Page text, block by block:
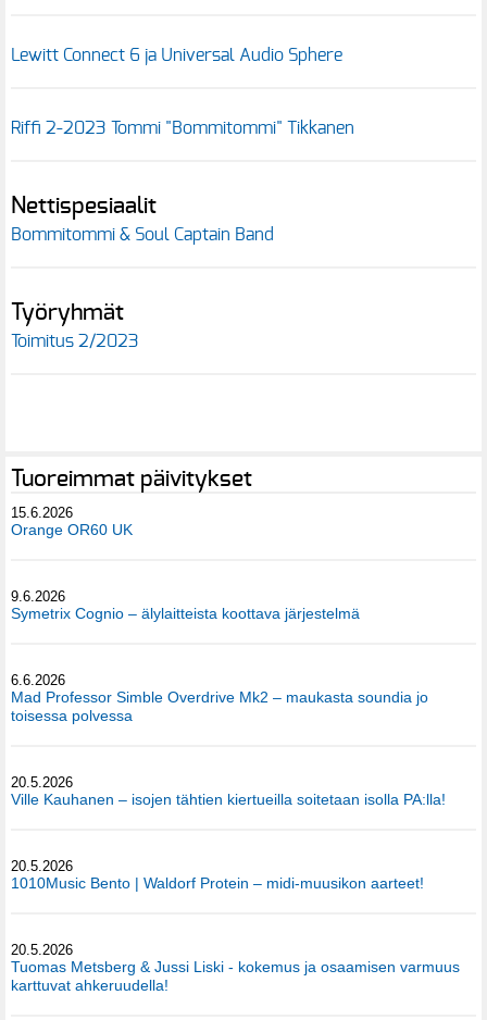
Lewitt Connect 6 ja Universal Audio Sphere
Riffi 2-2023 Tommi "Bommitommi" Tikkanen
Nettispesiaalit
Bommitommi & Soul Captain Band
Työryhmät
Toimitus 2/2023
Tuoreimmat päivitykset
15.6.2026
Orange OR60 UK
9.6.2026
Symetrix Cognio – älylaitteista koottava järjestelmä
6.6.2026
Mad Professor Simble Overdrive Mk2 – maukasta soundia jo
toisessa polvessa
20.5.2026
Ville Kauhanen – isojen tähtien kiertueilla soitetaan isolla PA:lla!
20.5.2026
1010Music Bento | Waldorf Protein – midi-muusikon aarteet!
20.5.2026
Tuomas Metsberg & Jussi Liski - kokemus ja osaamisen varmuus
karttuvat ahkeruudella!